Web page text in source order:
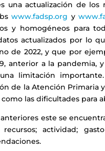
una actualización de los
www.fadsp.org y
y homogéneos para
actualizados por lo
de 2022, y que por
anterior a la
limitación
de la Atención
las dificultades para
este se
actividad;